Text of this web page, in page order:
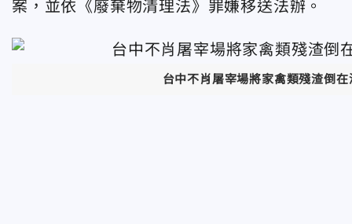
案，並依《廢棄物清理法》罪嫌移送法辦。
台中不肖屠宰場將家禽類殘渣倒